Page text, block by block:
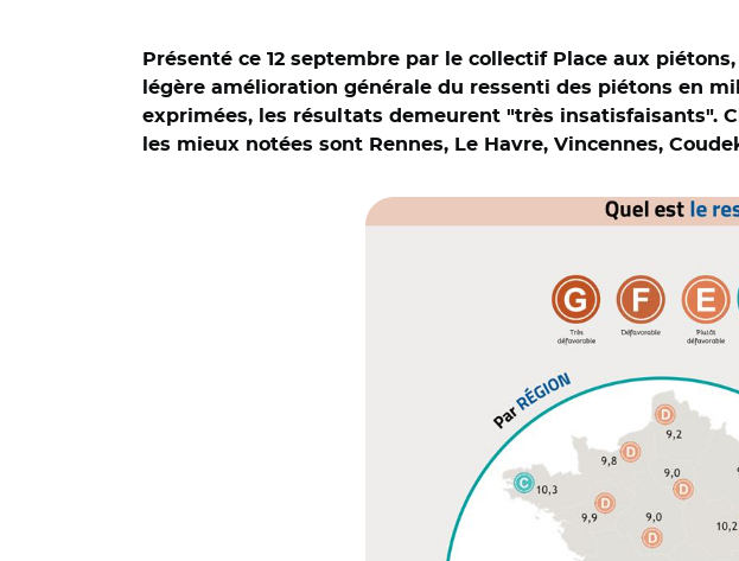
Présenté ce 12 septembre par le collectif Place aux piétons,
légère amélioration générale du ressenti des piétons en
exprimées, les résultats demeurent "très insatisfaisants".
les mieux notées sont Rennes, Le Havre, Vincennes,